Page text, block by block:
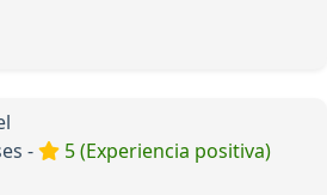
-
5 (Experiencia positiva)